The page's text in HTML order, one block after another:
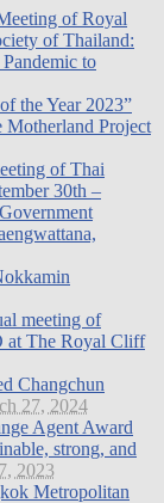
of Royal
of Thailand:
to
the Year 2023”
Project
of Thai
30th –
meeting of
at The Royal Cliff
Changchun
27, 2024
Agent Award
strong, and
2023
Metropolitan